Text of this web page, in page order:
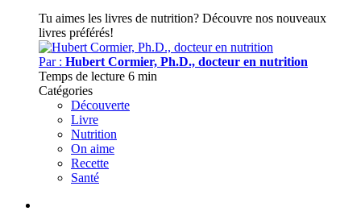
Tu aimes les livres de nutrition? Découvre nos nouveaux
livres préférés!
Par : Hubert Cormier, Ph.D., docteur en nutrition
Temps de lecture 6 min
Catégories
Découverte
Livre
Nutrition
On aime
Recette
Santé